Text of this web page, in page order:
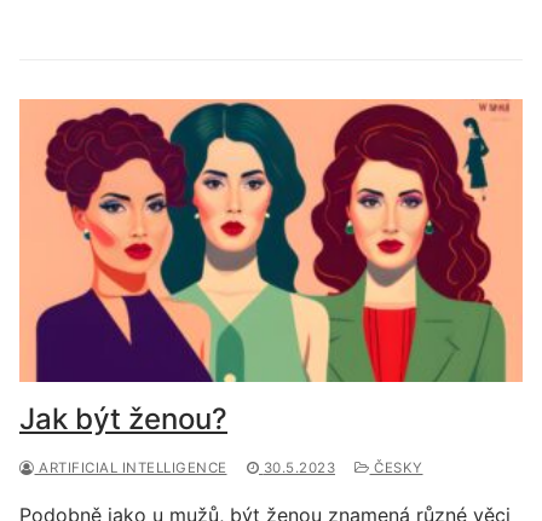
Jak být ženou?
ARTIFICIAL INTELLIGENCE 30.5.2023 ČESKY
Podobně jako u mužů, být ženou znamená různé věci